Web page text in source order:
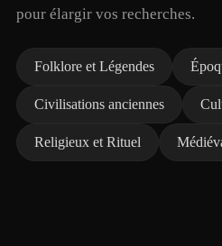
pour élargir vos recherches.
Folklore et Légendes
Civilisations anciennes
Religieux et Rituel